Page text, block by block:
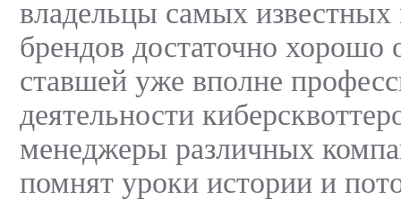
владельцы самых
брендов достаточно хорошо
ставшей уже вполне
деятельности
менеджеры различных
помнят уроки истории и